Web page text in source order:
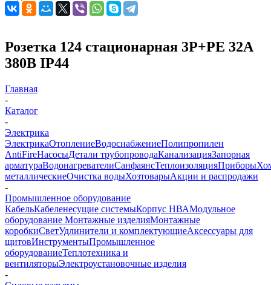
Розетка 124 стационарная 3Р+РЕ 32А
380В IP44
Главная
-
Каталог
-
Электрика
ЭлектрикаОтоплениеВодоснабжениеПолипропилен
AntiFireНасосыДетали трубопроводаКанализацияЗапорная
арматураВодонагревателиСанфаянсТеплоизоляцияПриборы
металлическиеОчистка водыХозтоварыАкции и распродажи
-
Промышленное оборудование
КабельКабеленесущие системыКорпус НВАМодульное
оборудование Монтажные изделияМонтажные
коробкиСветУдлинители и комплектующиеАксессуары для
щитовИнструментыПромышленное
оборудованиеТеплотехника и
вентиляторыЭлектроустановочные изделия
-